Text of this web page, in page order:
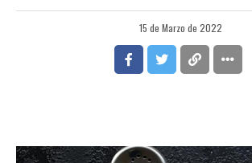
15 de Marzo de 2022